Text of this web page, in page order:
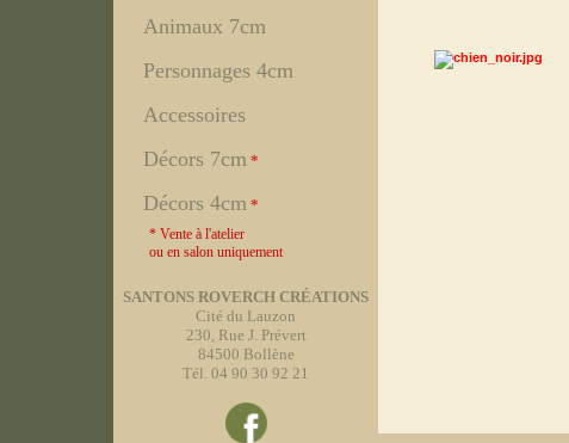
Animaux 7cm
Personnages 4cm
Accessoires
Décors 7cm *
Décors 4cm *
* Vente à l'atelier
ou en salon uniquement
SANTONS ROVERCH CRÉATIONS
Cité du Lauzon
230, Rue J. Prévert
84500 Bollène
Tél. 04 90 30 92 21